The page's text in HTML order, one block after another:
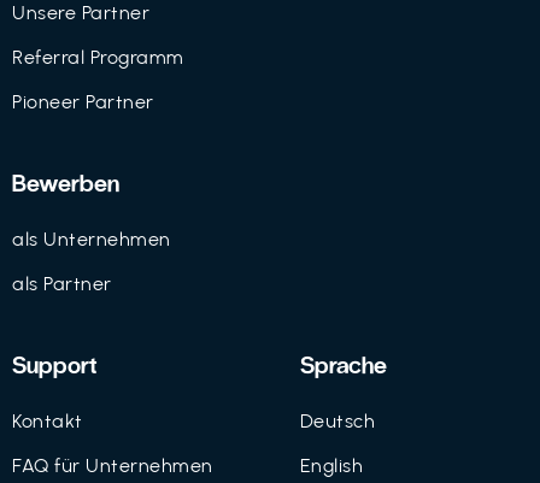
Unsere Partner
Referral Programm
Pioneer Partner
Bewerben
als Unternehmen
als Partner
Support
Kontakt
FAQ für Unternehmen
Sprache
Deutsch
English